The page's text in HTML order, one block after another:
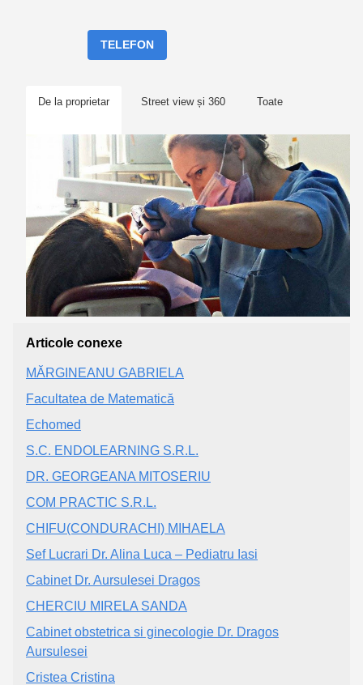
TELEFON
De la proprietar Street view și 360 Toate
Articole conexe
MĂRGINEANU GABRIELA
Facultatea de Matematică
Echomed
S.C. ENDOLEARNING S.R.L.
DR. GEORGEANA MITOSERIU
COM PRACTIC S.R.L.
CHIFU(CONDURACHI) MIHAELA
Sef Lucrari Dr. Alina Luca – Pediatru Iasi
Cabinet Dr. Aursulesei Dragos
CHERCIU MIRELA SANDA
Cabinet obstetrica si ginecologie Dr. Dragos
Aursulesei
Cristea Cristina